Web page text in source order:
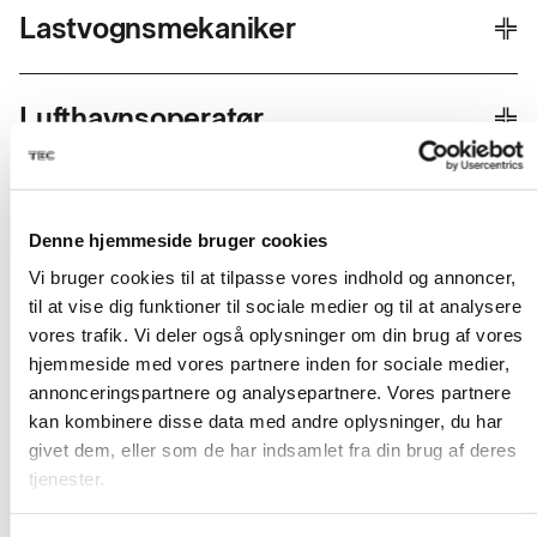
Denne hjemmeside bruger cookies
Vi bruger cookies til at tilpasse vores indhold og annoncer,
til at vise dig funktioner til sociale medier og til at analysere
vores trafik. Vi deler også oplysninger om din brug af vores
hjemmeside med vores partnere inden for sociale medier,
annonceringspartnere og analysepartnere. Vores partnere
kan kombinere disse data med andre oplysninger, du har
givet dem, eller som de har indsamlet fra din brug af deres
tjenester.
Se mere om uddannelsen
Ansøg nu
Se mere om uddannelsen
ANSØGNINGSFRIST OPSTART
27. november 18. januar
Se mere om uddannelsen
Lastvogns­mekaniker
ANSØGNINGSFRIST
27. oktober
Se mere om uddannelsen
Ansøg nu
Lufthavns­operatør
27. november 18. januar
Se mere om uddannelsen
Ansøg nu
ANSØGNINGSFRIST OPSTART
04. januar 18. januar
Se mere om uddannelsen
Ansøg nu
Personvogns­tekniker
ANSØGNINGSFRIST OPSTART
02. oktober
22. oktober
Serviceassistent
ANSØGNINGSFRIST
30. marts 14. april
VVSog energi